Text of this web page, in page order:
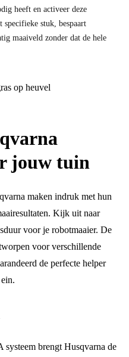
heeft en activeer deze
stuk, bespaart
maaiveld zonder dat de hele
jouw tuin
maken indruk met hun
Kijk uit naar
voor je robotmaaier. De
voor verschillende
de perfecte helper
brengt Husqvarna de